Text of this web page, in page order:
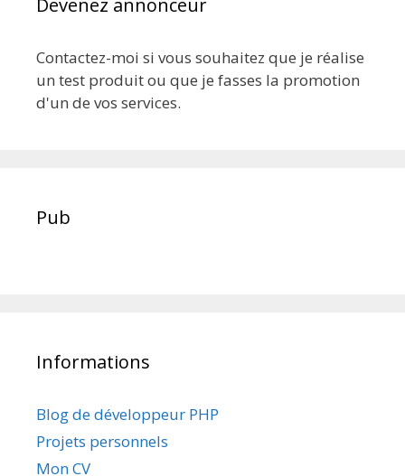
Devenez annonceur
Contactez-moi si vous souhaitez que je réalise
un test produit ou que je fasses la promotion
d'un de vos services.
Pub
Informations
Blog de développeur PHP
Projets personnels
Mon CV